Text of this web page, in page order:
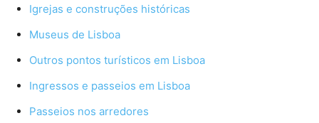
Igrejas e construções históricas
Museus de Lisboa
Outros pontos turísticos em Lisboa
Ingressos e passeios em Lisboa
Passeios nos arredores